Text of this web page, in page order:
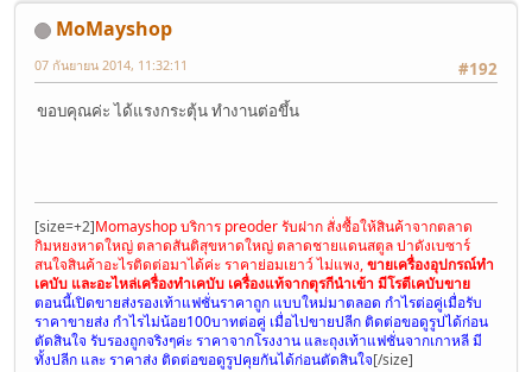
MoMayshop
#192
07 กันยายน 2014, 11:32:11
ขอบคุณค่ะ ได้แรงกระตุ้น ทำงานต่อขึ้น
[size=+2]Momayshop บริการ preoder รับฝาก สั่งซื้อให้สินค้าจากตลาด
กิมหยงหาดใหญ่ ตลาดสันติสุขหาดใหญ่ ตลาดชายแดนสตูล ปาดังเบซาร์
สนใจสินค้าอะไรติดต่อมาได้ค่ะ ราคาย่อมเยาว์ ไม่แพง,ขายเครื่องอุปกรณ์ทำ
เคบับ และอะไหล่เครื่องทำเคบับ เครื่องแท้จากตุรกีนำเข้า มีโรตีเคบับขาย
ตอนนี้เปิดขายส่งรองเท้าแฟชั่นราคาถูก แบบใหม่มาตลอด กำไรต่อคู่เมื่อรับ
ราคาขายส่ง กำไรไม่น้อย100บาทต่อคู่ เมื่อไปขายปลีก ติดต่อขอดูรูปได้ก่อน
ตัดสินใจ รับรองถูกจริงๆค่ะ ราคาจากโรงงาน และถุงเท้าแฟชั่นจากเกาหลี มี
ทั้งปลีก และ ราคาส่ง ติดต่อขอดูรูปคุยกันได้ก่อนตัดสินใจ[/size]